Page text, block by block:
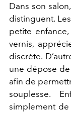
Dans son
distinguent.
petite
vernis,
discrète.
une dépose
afin de
souplesse.
simplement